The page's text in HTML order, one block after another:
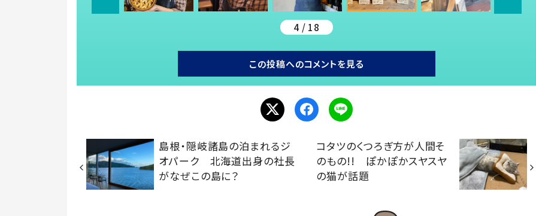
4 / 18
この投稿へのコメントを見る
島根・隠岐諸島の泊まれるジ
オパーク 北海道出身の社長
がなぜこの島に？
コタツのくつろぎ方が人間そ
のもの!! ぽかぽかスヤスヤ
の猫が話題